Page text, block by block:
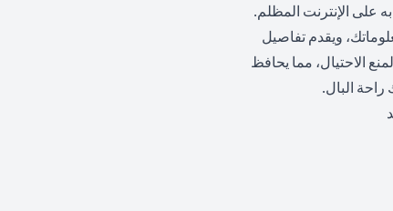
على الإنترنت المظلم.
ويقدم تفاصيل
الاحتيال، مما يحافظ
راحة البال.
(opens in a new tab)